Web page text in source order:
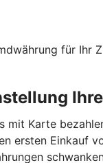
für Ihr
mit Karte
ersten Einkauf